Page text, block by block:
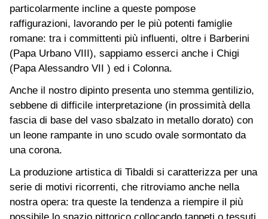
particolarmente incline a queste pompose
raffigurazioni, lavorando per le più potenti famiglie
romane: tra i committenti più influenti, oltre i Barberini
(Papa Urbano VIII), sappiamo esserci anche i Chigi
(Papa Alessandro VII ) ed i Colonna.
Anche il nostro dipinto presenta uno stemma gentilizio,
sebbene di difficile interpretazione (in prossimità della
fascia di base del vaso sbalzato in metallo dorato) con
un leone rampante in uno scudo ovale sormontato da
una corona.
La produzione artistica di Tibaldi si caratterizza per una
serie di motivi ricorrenti, che ritroviamo anche nella
nostra opera: tra queste la tendenza a riempire il più
possibile lo spazio pittorico collocando tappeti o tessuti